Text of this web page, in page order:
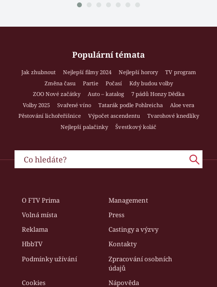
Populární témata
Jak zhubnout Nejlepší filmy 2024 Nejlepší horory
TV program
Změna času
Partie Počasí
Kdy budou volby
ZOO Nové začátky
Auto – katalog
7 pádů Honzy Dědka
Volby 2025
Svařené víno Tatarák podle Pohlreicha
Aloe vera
Pěstování lichořeřišnice
Výpočet ascendentu
Tvarohové knedlíky
Nejlepší palačinky
Švestkový koláč
O FTV Prima
Management
Volná místa
Press
Reklama
Castingy a výzvy
HbbTV
Kontakty
Podmínky užívání
Zpracování osobních
údajů
Cookies
Nápověda